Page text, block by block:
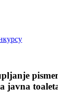
javna